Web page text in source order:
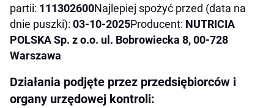
partii: 111302600Najlepiej spożyć przed (data na
dnie puszki): 03-10-2025Producent: NUTRICIA
POLSKA Sp. z o.o. ul. Bobrowiecka 8, 00-728
Warszawa
Działania podjęte przez przedsiębiorców i
organy urzędowej kontroli: